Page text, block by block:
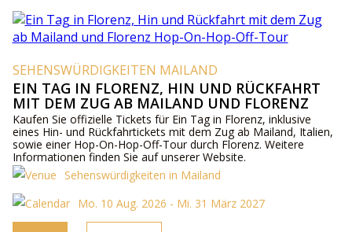
SEHENSWÜRDIGKEITEN MAILAND
EIN TAG IN FLORENZ, HIN UND RÜCKFAHRT
MIT DEM ZUG AB MAILAND UND FLORENZ
HOP-ON-HOP-OFF-TOUR
Kaufen Sie offizielle Tickets für Ein Tag in Florenz, inklusive
eines Hin- und Rückfahrtickets mit dem Zug ab Mailand, Italien,
sowie einer Hop-On-Hop-Off-Tour durch Florenz. Weitere
Informationen finden Sie auf unserer Website.
Sehenswürdigkeiten in Mailand
Mo. 10 Aug. 2026 - Mi. 31 März 2027